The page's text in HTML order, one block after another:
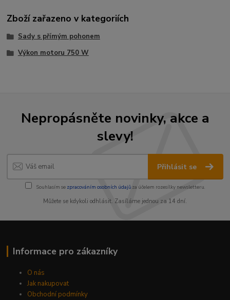
Zboží zařazeno v kategoriích
Sady s přímým pohonem
Výkon motoru 750 W
Nepropásněte novinky, akce a
slevy!
Přihlásit se
Souhlasím se zpracováním osobních údajůza účelem rozesílky newsletteru.
Můžete se kdykoli odhlásit. Zasíláme jednou za 14 dní.
Informace pro zákazníky
O nás
Jak nakupovat
Obchodní podmínky